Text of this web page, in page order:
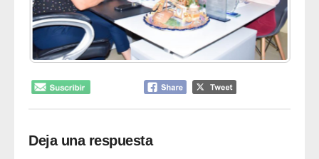
Deja una respuesta